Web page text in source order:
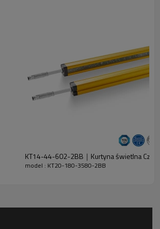
KT14-44-602-2BB｜Kurtyna świetlna
model : KT20-180-3580-2BB